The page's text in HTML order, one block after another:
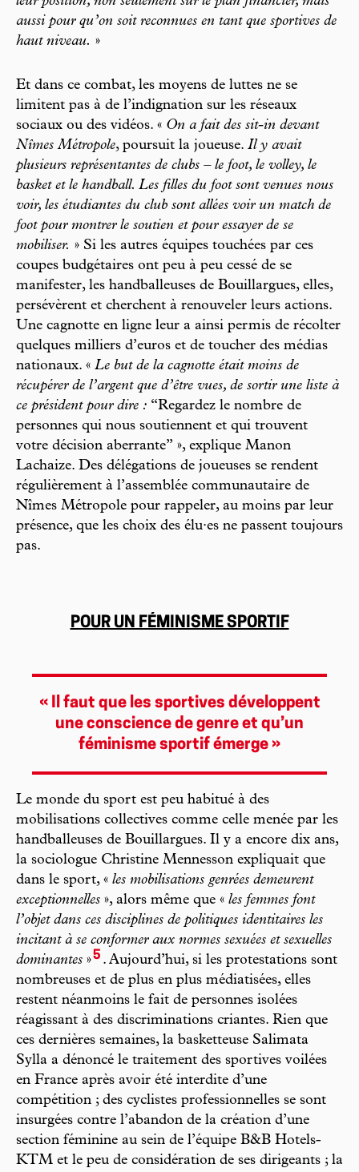
aussi pour qu’on soit reconnues en tant que sportives de
haut niveau. »
Et dans ce combat, les moyens de luttes ne se
limitent pas à de l’indignation sur les réseaux
sociaux ou des vidéos. « On a fait des sit-in devant
Nîmes Métropole, poursuit la joueuse. Il y avait
plusieurs représentantes de clubs – le foot, le volley, le
basket et le handball. Les filles du foot sont venues nous
voir, les étudiantes du club sont allées voir un match de
foot pour montrer le soutien et pour essayer de se
mobiliser. » Si les autres équipes touchées par ces
coupes budgétaires ont peu à peu cessé de se
manifester, les handballeuses de Bouillargues, elles,
persévèrent et cherchent à renouveler leurs actions.
Une cagnotte en ligne leur a ainsi permis de récolter
quelques milliers d’euros et de toucher des médias
nationaux. « Le but de la cagnotte était moins de
récupérer de l’argent que d’être vues, de sortir une liste à
ce président pour dire : “Regardez le nombre de
personnes qui nous soutiennent et qui trouvent
votre décision aberrante” », explique Manon
Lachaize. Des délégations de joueuses se rendent
régulièrement à l’assemblée communautaire de
Nîmes Métropole pour rappeler, au moins par leur
présence, que les choix des élu·es ne passent toujours
pas.
POUR UN FÉMINISME SPORTIF
« Il faut que les sportives développent
une conscience de genre et qu’un
féminisme sportif émerge »
Le monde du sport est peu habitué à des
mobilisations collectives comme celle menée par les
handballeuses de Bouillargues. Il y a encore dix ans,
la sociologue Christine Mennesson expliquait que
dans le sport, « les mobilisations genrées demeurent
exceptionnelles », alors même que « les femmes font
l’objet dans ces disciplines de politiques identitaires les
incitant à se conformer aux normes sexuées et sexuelles
dominantes »5 . Aujourd’hui, si les protestations sont
nombreuses et de plus en plus médiatisées, elles
restent néanmoins le fait de personnes isolées
réagissant à des discriminations criantes. Rien que
ces dernières semaines, la basketteuse Salimata
Sylla a dénoncé le traitement des sportives voilées
en France après avoir été interdite d’une
compétition ; des cyclistes professionnelles se sont
insurgées contre l’abandon de la création d’une
section féminine au sein de l’équipe B&B Hotels-
KTM et le peu de considération de ses dirigeants ; la